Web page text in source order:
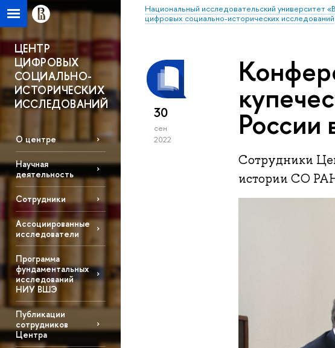
Национальный исследовательский университет
цифровых социально-исторических исследований
ЦЕНТР
ЦИФРОВЫХ
СОЦИАЛЬНО-
ИСТОРИЧЕСКИХ
ИССЛЕДОВАНИЙ
О центре
Научная
деятельность
Сотрудники
Ассоциированные
исследователи
Программа
фундаментальных
исследований
НИУ ВШЭ
Публикации
сотрудников
Центра
30
сен
2022
России
Сотрудники
истории СО